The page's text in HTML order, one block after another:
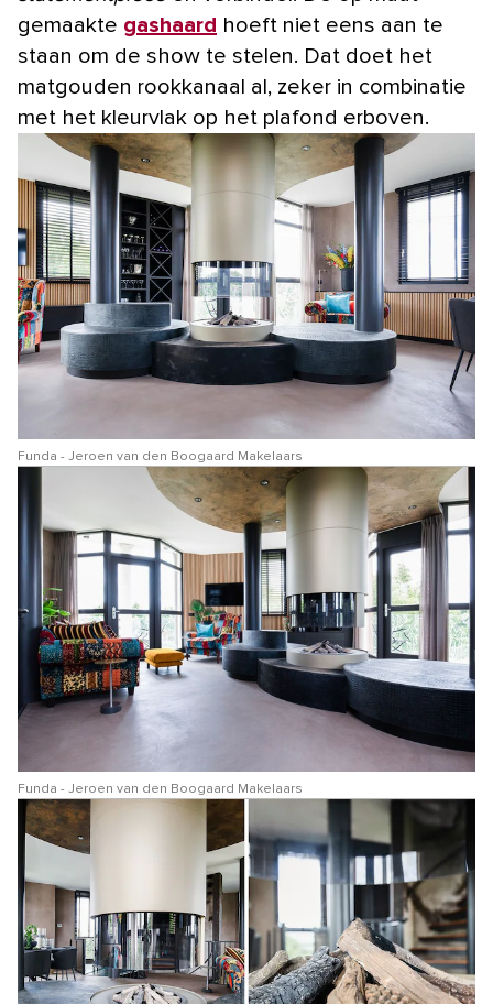
gemaakte gashaard hoeft niet eens aan te
staan om de show te stelen. Dat doet het
matgouden rookkanaal al, zeker in combinatie
met het kleurvlak op het plafond erboven.
Funda - Jeroen van den Boogaard Makelaars
Funda - Jeroen van den Boogaard Makelaars